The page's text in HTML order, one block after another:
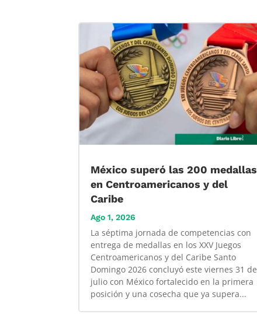
México superó las 200 medallas
en Centroamericanos y del
Caribe
Ago 1, 2026
La séptima jornada de competencias con
entrega de medallas en los XXV Juegos
Centroamericanos y del Caribe Santo
Domingo 2026 concluyó este viernes 31 de
julio con México fortalecido en la primera
posición y una cosecha que ya supera...